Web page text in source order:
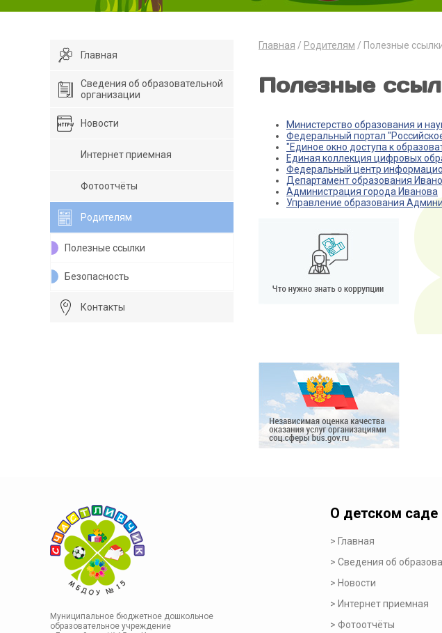
Главная
Сведения об образовательной
организации
Новости
Интернет приемная
Фотоотчёты
Родителям
Полезные ссылки
Безопасность
Контакты
Главная Родителям Полезные
Полезные
Министерство образования и
Федеральный портал
"Единое окно доступа к
Единая коллекция цифровых
Федеральный центр
Департамент образования
Администрация города Иванова
Управление образования
Муниципальное бюджетное дошкольное
образовательное учреждение
О детском
Главная
Сведения об
Новости
Интернет приемная
Фотоотчёты